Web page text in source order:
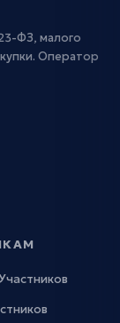
ФЗ, малого
Оператор